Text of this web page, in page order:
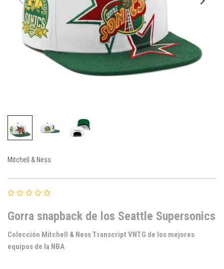
Mitchell & Ness
Gorra snapback de los Seattle Supersonics
Colección Mitchell & Ness Transcript VNTG de los mejores
equipos de la NBA